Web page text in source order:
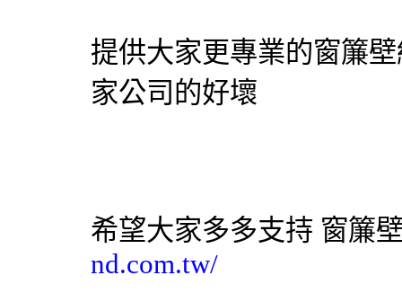
提供大家更專業的窗簾
家公司的好壞
希望大家多多支持 窗簾
nd.com.tw/